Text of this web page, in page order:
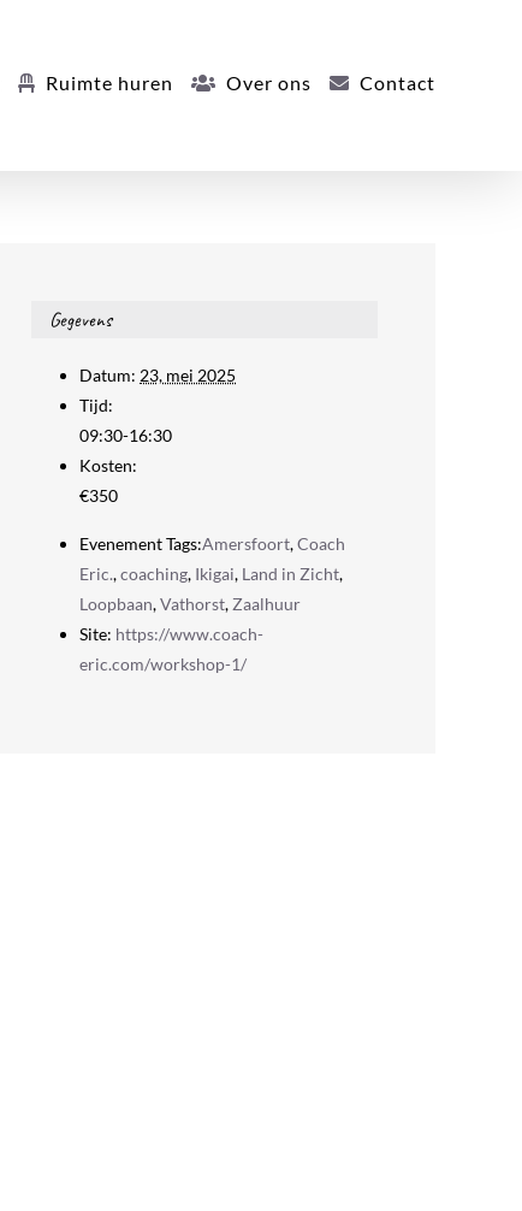
Ruimte huren Over ons Contact
Gegevens
Datum: 23, mei 2025
Tijd:
09:30-16:30
Kosten:
€350
Evenement Tags:Amersfoort,Coach
Eric.,coaching, Ikigai, Land in Zicht,
Loopbaan,Vathorst, Zaalhuur
Site: https://www.coach-
eric.com/workshop-1/